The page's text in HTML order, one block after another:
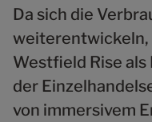
Da sich die
weiterentwickeln,
Westfield Rise
der
von immersivem